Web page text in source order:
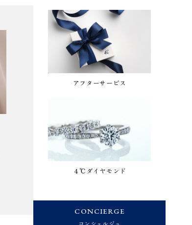
Aqua Loop
ブランドの想いを体現した
50周年を記念するブライダルリング
アフターサービス
４℃ダイヤモンド
CONCIERGE
コンシェルジュ